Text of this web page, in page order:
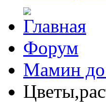
Форум
Мамин